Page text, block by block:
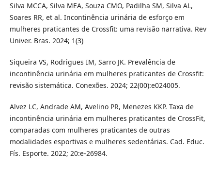
Silva MCCA, Silva MEA, Souza CMO, Padilha SM, Silva AL,
Soares RR, et al. Incontinência urinária de esforço em
mulheres praticantes de Crossfit: uma revisão narrativa. Rev
Univer. Bras. 2024; 1(3)
Siqueira VS, Rodrigues IM, Sarro JK. Prevalência de
incontinência urinária em mulheres praticantes de Crossfit:
revisão sistemática. Conexões. 2024; 22(00):e024005.
Alvez LC, Andrade AM, Avelino PR, Menezes KKP. Taxa de
incontinência urinária em mulheres praticantes de CrossFit,
comparadas com mulheres praticantes de outras
modalidades esportivas e mulheres sedentárias. Cad. Educ.
Fís. Esporte. 2022; 20:e-26984.